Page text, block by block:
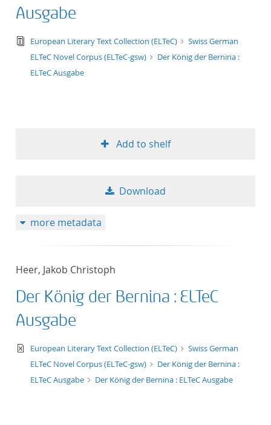
Ausgabe
text/tg.edition+tg.aggregation+xml
European Literary Text Collection (ELTeC)
Swiss German
ELTeC Novel Corpus (ELTeC-gsw)
Der König der Bernina :
ELTeC Ausgabe
Add to shelf
Download
more metadata
Heer, Jakob Christoph
Der König der Bernina : ELTeC
Ausgabe
text/xml
European Literary Text Collection (ELTeC)
Swiss German
ELTeC Novel Corpus (ELTeC-gsw)
Der König der Bernina :
ELTeC Ausgabe
Der König der Bernina : ELTeC Ausgabe